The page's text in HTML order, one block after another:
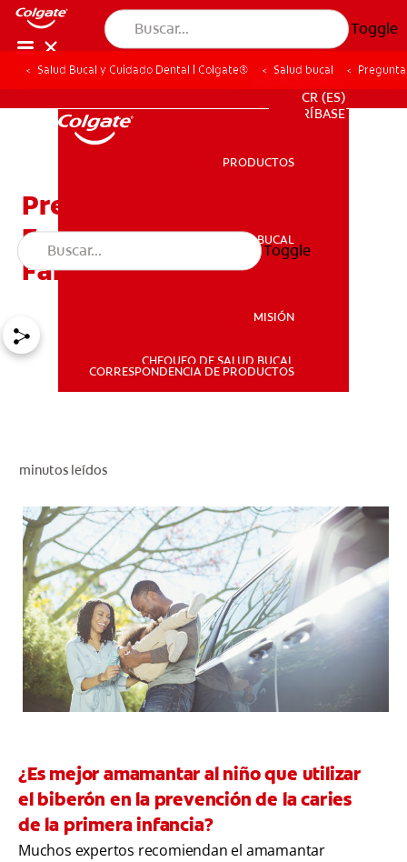
Toggle
SALUD BUCAL
PROMOCIONES
CR (ES)
CR (ES)
SUSCRÍBASE
PRODUCTOS
SALUD BUCAL
MISIÓN
CHEQUEO DE SALUD BUCAL
CORRESPONDENCIA DE PRODUCTOS
Toggle
Salud Bucal y Cuidado Dental | Colgate® Salud bucal
Preguntas Y Respuestas
Frecuentes Para Las
Familias
minutos leídos
¿Es mejor amamantar al niño que utilizar
el biberón en la prevención de la caries
de la primera infancia?
Muchos expertos recomiendan el amamantar